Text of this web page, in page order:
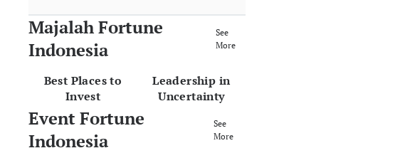
Majalah Fortune
Indonesia
See
More
Best Places to
Invest
Leadership in
Uncertainty
Event Fortune
Indonesia
See
More